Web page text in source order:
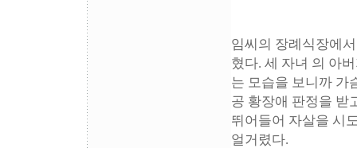
임씨의 장례식장에
혔다. 세 자녀 의 아
는 모습을 보니까 가
공 황장애 판정을 받
뛰어들어 자살을 시
얼거렸다.